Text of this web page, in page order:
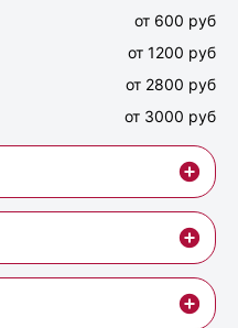
от 600 руб
от 1200 руб
от 2800 руб
от 3000 руб